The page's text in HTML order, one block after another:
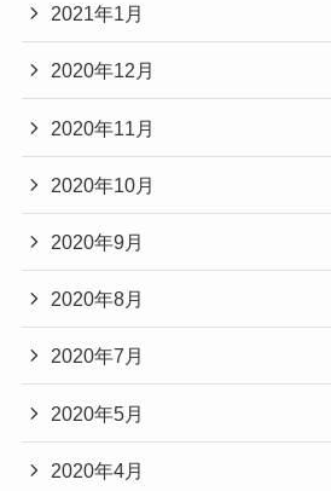
2021年1月
2020年12月
2020年11月
2020年10月
2020年9月
2020年8月
2020年7月
2020年5月
2020年4月